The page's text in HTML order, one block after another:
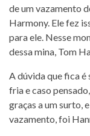
de um vazamento
Harmony. Ele fez
para ele. Nesse
dessa mina, Tom
A dúvida que fica é
fria e caso
graças a um surto,
vazamento, foi